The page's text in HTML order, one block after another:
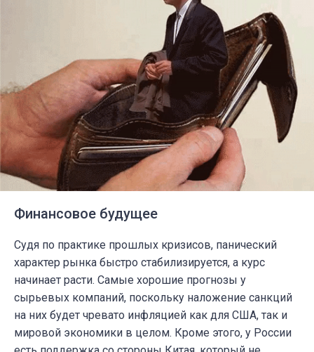
Финансовое будущее
Судя по практике прошлых кризисов, панический
характер рынка быстро стабилизируется, а курс
начинает расти. Самые хорошие прогнозы у
сырьевых компаний, поскольку наложение санкций
на них будет чревато инфляцией как для США, так и
мировой экономики в целом. Кроме этого, у России